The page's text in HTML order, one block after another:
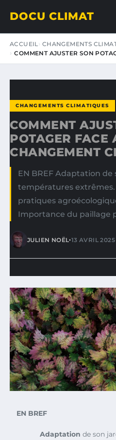
DOCU CLIMAT
ACCUEIL CHANGEMENTS
COMMENT AJUSTER SON
CHANGEMENTS CLIMATIQUES
COMMENT
POTAGER FACE
CHANGEMENT
EN BREF Adaptation
températures
pratiques
Importance du paillage
JULIEN NOËL•13 AVRIL 2025
EN BREF
Adaptation de son